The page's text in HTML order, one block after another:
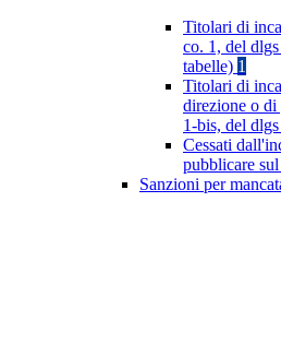
Titolari di
co. 1, del
tabelle) 1
Titolari di
direzione o
1-bis, del
Cessati
pubblicare
Sanzioni per